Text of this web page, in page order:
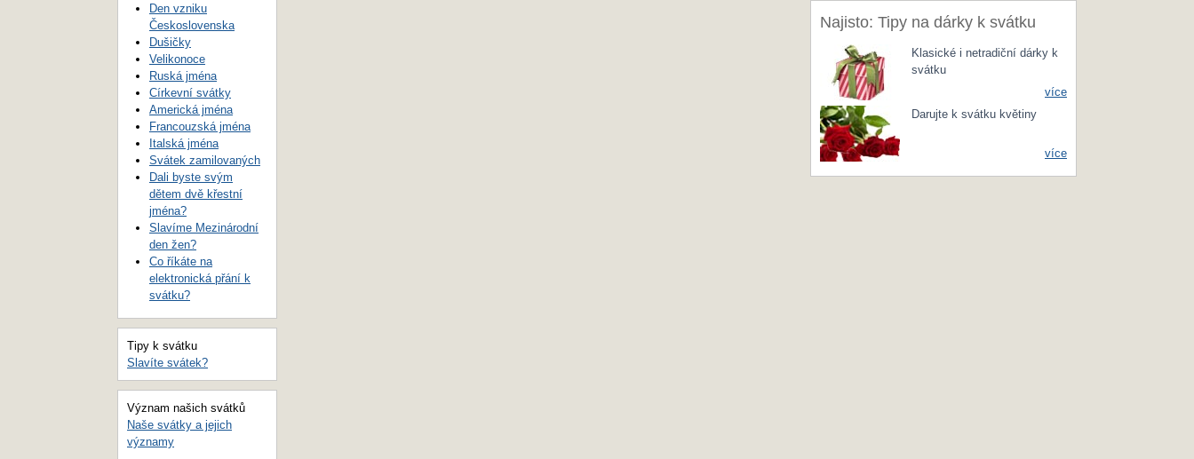
Najisto: Tipy na dárky k svátku
Klasické i netradiční dárky k
svátku
více
Darujte k svátku květiny
více
Den vzniku
Československa
Dušičky
Velikonoce
Ruská jména
Církevní svátky
Americká jména
Francouzská jména
Italská jména
Svátek zamilovaných
Dali byste svým
dětem dvě křestní
jména?
Slavíme Mezinárodní
den žen?
Co říkáte na
elektronická přání k
svátku?
Tipy k svátku
Slavíte svátek?
Význam našich svátků
Naše svátky a jejich
významy